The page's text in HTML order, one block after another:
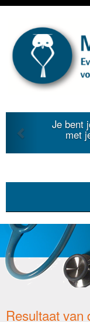
Je bent
met
Previous
Resultaat van